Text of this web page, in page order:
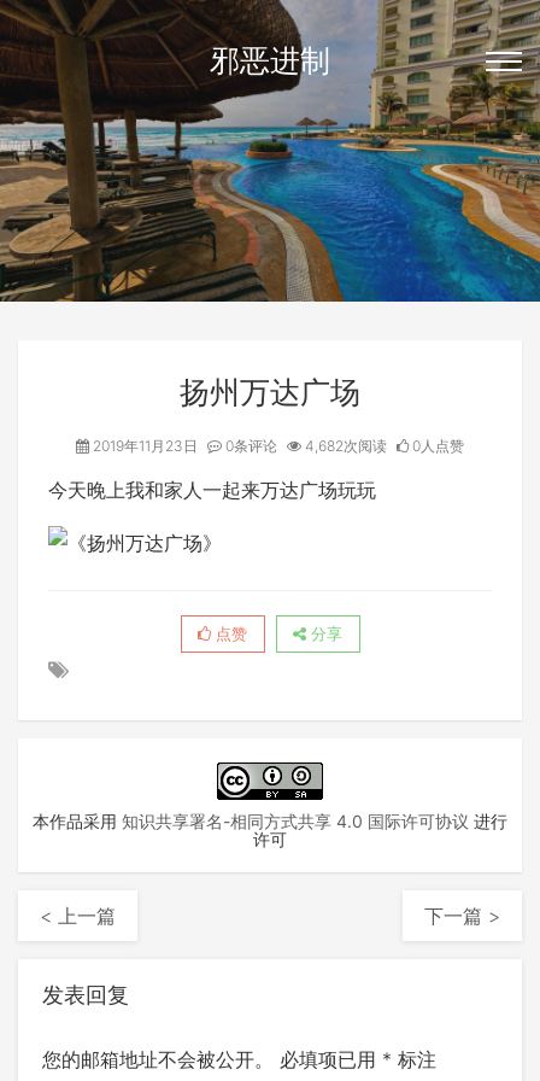
邪恶进制
扬州万达广场
2019年11月23日 0条评论 4,682次阅读 0人点赞
今天晚上我和家人一起来万达广场玩玩
点赞 分享
本作品采用 知识共享署名-相同方式共享 4.0 国际许可协议 进行
许可
< 上一篇 下一篇 >
发表回复
您的邮箱地址不会被公开。 必填项已用 * 标注